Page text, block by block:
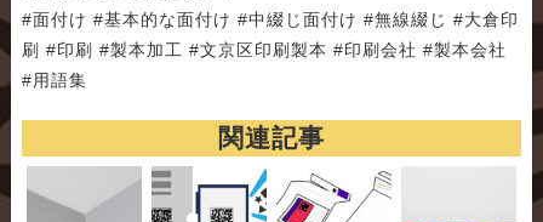
#面付け #基本的な面付け #中綴じ面付け #無線綴じ #大倉印
刷 #印刷 #製本加工 #文京区印刷製本 #印刷会社 #製本会社
#用語集
関連記事